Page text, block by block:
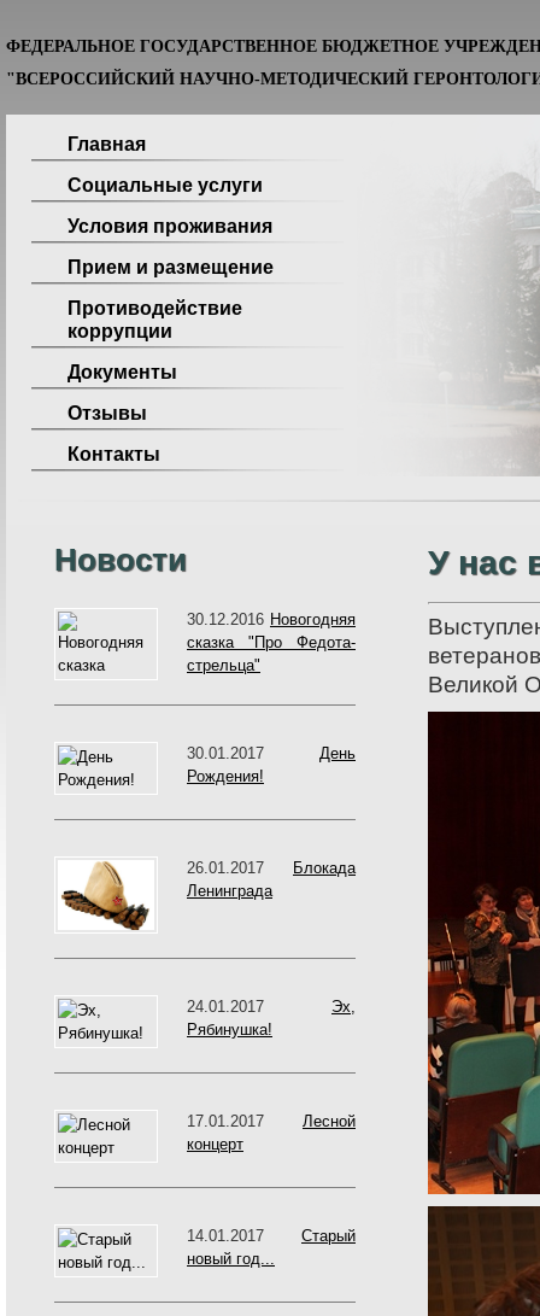
ФЕДЕРАЛЬНОЕ ГОСУДАРСТВЕННОЕ БЮДЖЕТНОЕ
"ВСЕРОССИЙСКИЙ НАУЧНО-МЕТОДИЧЕСКИЙ
Главная
Социальные услуги
Условия проживания
Прием и размещение
Противодействие
коррупции
Документы
Отзывы
Контакты
Новости
30.12.2016 Новогодняя
сказка "Про Федота-
стрельца"
30.01.2017 День
Рождения!
26.01.2017
Блокада
Ленинграда
24.01.2017 Эх,
Рябинушка!
17.01.2017 Лесной
концерт
14.01.2017 Старый
новый год...
У нас
Великой